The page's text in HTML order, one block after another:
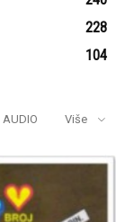
228
104
AUDIO Više